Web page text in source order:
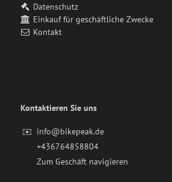
Datenschutz
Einkauf für geschäftliche Zwecke
Kontakt
Kontaktieren Sie uns
✉️ info@bikepeak.de
+436764858804
Zum Geschäft navigieren